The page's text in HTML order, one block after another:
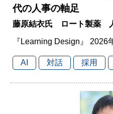
代の人事の軸足
藤原結衣氏 ロート製薬
『Learning Design』 2026
AI 対話 採用